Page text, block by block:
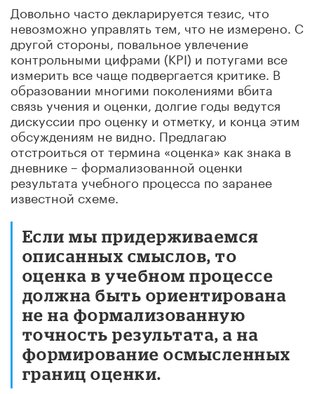
Довольно часто декларируется тезис, что
невозможно управлять тем, что не измерено. С
другой стороны, повальное увлечение
контрольными цифрами (KPI) и потугами все
измерить все чаще подвергается критике. В
образовании многими поколениями вбита
связь учения и оценки, долгие годы ведутся
дискуссии про оценку и отметку, и конца этим
обсуждениям не видно. Предлагаю
отстроиться от термина «оценка» как знака в
дневнике – формализованной оценки
результата учебного процесса по заранее
известной схеме.
Если мы придерживаемся
описанных смыслов, то
оценка в учебном процессе
должна быть ориентирована
не на формализованную
точность результата, а на
формирование осмысленных
границ оценки.